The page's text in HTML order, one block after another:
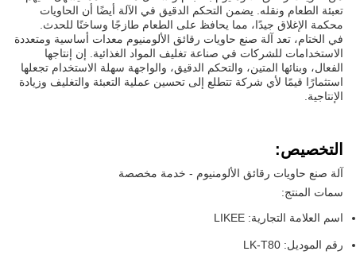
تعبئة الطعام ونقله. يضمن التحكم الدقيق في الآلة أيضًا أن الحاويات
محكمة الإغلاق جيدًا، مما يحافظ على الطعام طازجًا وساخنًا للحدث.
في الختام، تعد آلة صنع حاويات رقائق الألومنيوم معدات أساسية ومتعددة
الاستخدامات للشركات في صناعة تغليف المواد الغذائية. إن إنتاجها
الفعال، وبنائها المتين، والتحكم الدقيق، والواجهة سهلة الاستخدام تجعلها
استثمارًا قيمًا لأي شركة تتطلع إلى تحسين عملية التعبئة والتغليف وزيادة
الإنتاجية.
التخصيص:
آلة صنع حاويات رقائق الألومنيوم - خدمة مخصصة
سمات المنتج:
اسم العلامة التجارية: LIKEE
رقم الموديل: LK-T80